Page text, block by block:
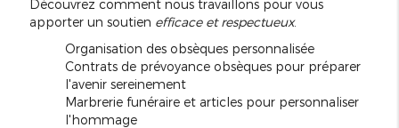
Découvrez comment nous travaillons pour vous
apporter un soutien efficace et respectueux.
Organisation des obsèques personnalisée
Contrats de prévoyance obsèques pour préparer
l'avenir sereinement
Marbrerie funéraire et articles pour personnaliser
l'hommage